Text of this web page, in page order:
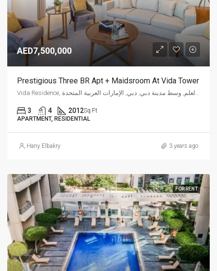
AED7,500,000
Prestigious Three BR Apt + Maidsroom At Vida Tower
3 4 2012Sq Ft
APARTMENT, RESIDENTIAL
Hany Elbakry 3 years ago
FOR RENT